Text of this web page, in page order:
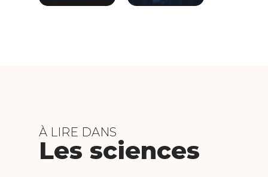
À LIRE DANS
Les sciences